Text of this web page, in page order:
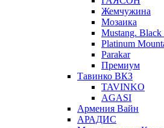
Жемчужина
Мозаика
Mustang. Black
Platinum
Parakar
Премиум
Тавинко ВКЗ
TAVINKO
AGASI
Армения Вайн
АРАДИС